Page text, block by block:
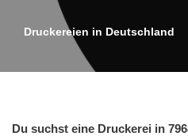
Druckereien in Deutschland
Du suchst eine Druckerei in